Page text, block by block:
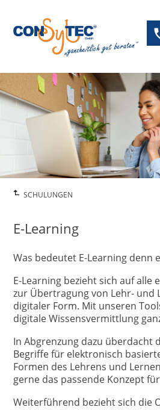
SCHULUNGEN
E-Learning
Was bedeutet E-Learning denn
E-Learning bezieht sich auf alle
zur Übertragung von Lehr- und
digitaler Form. Mit unseren
digitale Wissensvermittlung
In Abgrenzung dazu überdacht
Begriffe für elektronisch
Formen des Lehrens und
gerne das passende Konzept
Weiterführend bezieht sich die